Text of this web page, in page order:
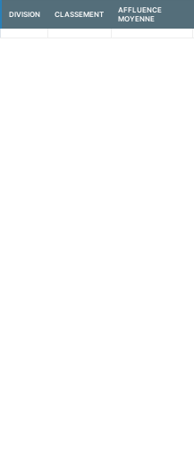
DIVISION CLASSEMENT
AFFLUENCE
MOYENNE